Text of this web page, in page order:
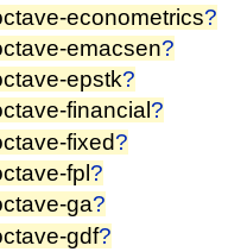
econometrics?
emacsen?
epstk?
financial ?
fixed?
fpl ?
ga?
gdf?